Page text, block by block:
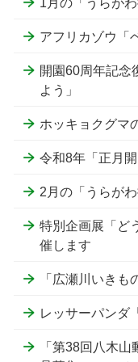
アフリカゾウ「
開園60周年記念
よう」
ホッキョクグマ
令和8年「正月
2月の「うらが
特別企画展「ど
催します
「広瀬川いき
レッサーパンダ
「第38回八木